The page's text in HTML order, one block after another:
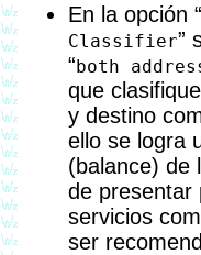
En la opción “
Classifier”
“both
que
y destino
ello se logra
(balance) de
de presentar
servicios
ser